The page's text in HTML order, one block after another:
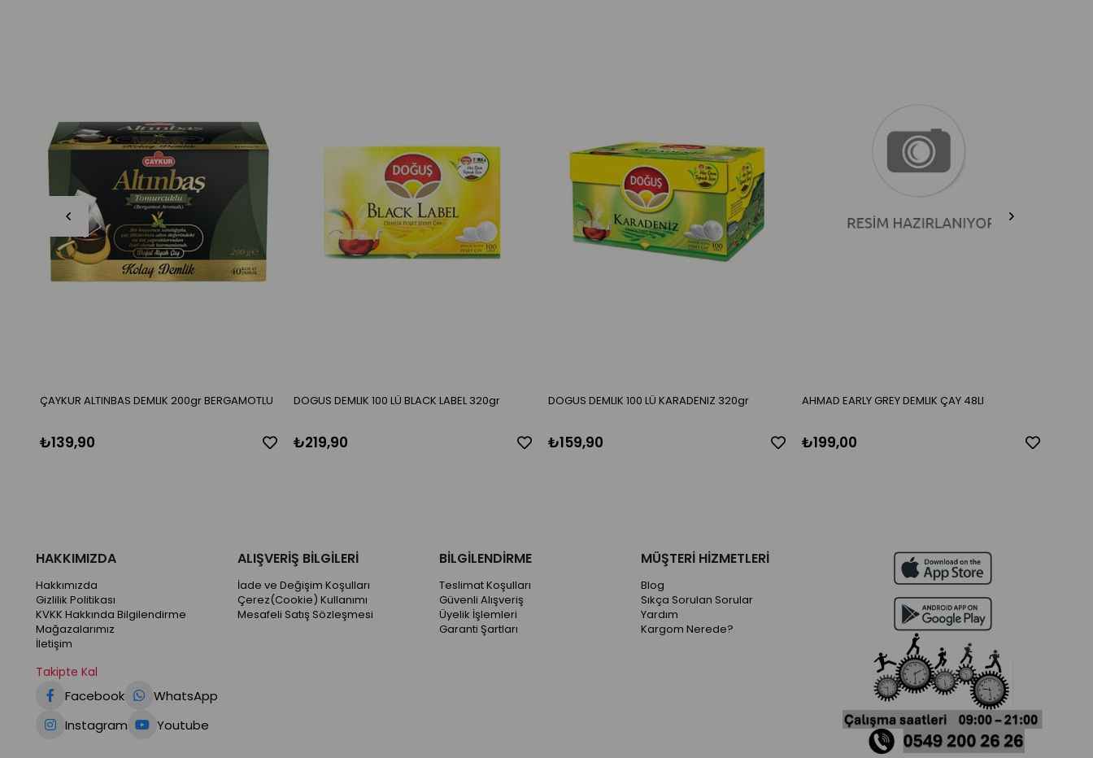
ÇAYKUR ALTINBAS DEMLIK 200gr BERGAMOTLU
₺139,90
DOGUS DEMLIK 100 LÜ BLACK LABEL 320gr
₺219,90
DOGUS DEMLIK 100 LÜ KARADENIZ 320gr
₺159,90
AHMAD EARLY GREY DEMLIK ÇAY 48LI
₺199,00
HAKKIMIZDA
Hakkımızda
Gizlilik Politikası
KVKK Hakkında Bilgilendirme
Mağazalarımız
İletişim
Takipte Kal
Facebook
WhatsApp
Instagram
Youtube
ALIŞVERİŞ BİLGİLERİ
İade ve Değişim Koşulları
Çerez(Cookie) Kullanımı
Mesafeli Satış Sözleşmesi
BİLGİLENDİRME
Teslimat Koşulları
Güvenli Alışveriş
Üyelik İşlemleri
Garanti Şartları
MÜŞTERİ HİZMETLERİ
Blog
Sıkça Sorulan Sorular
Yardım
Kargom Nerede?